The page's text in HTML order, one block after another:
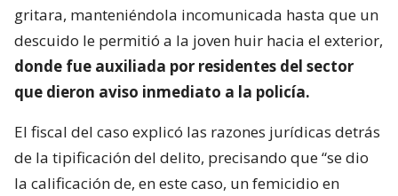
gritara, manteniéndola incomunicada hasta que un
descuido le permitió a la joven huir hacia el exterior,
donde fue auxiliada por residentes del sector
que dieron aviso inmediato a la policía.
El fiscal del caso explicó las razones jurídicas detrás
de la tipificación del delito, precisando que “se dio
la calificación de, en este caso, un femicidio en